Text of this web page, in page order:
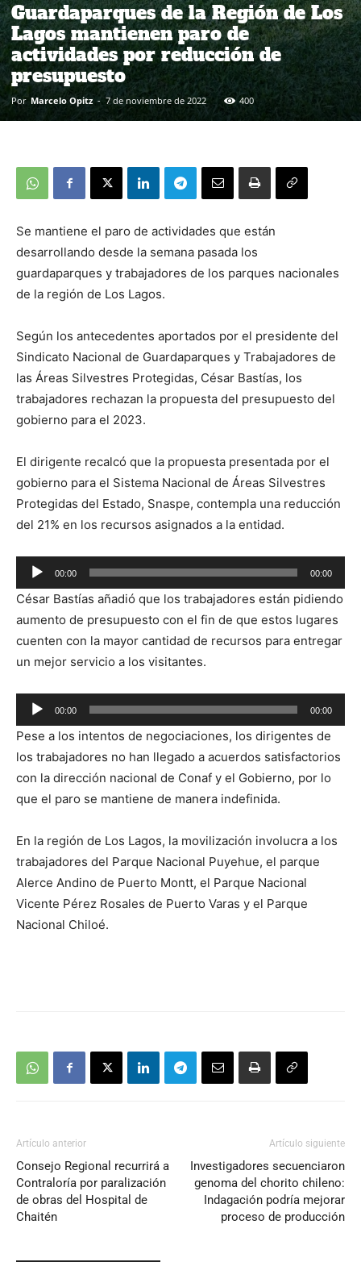
Guardaparques de la Región de Los
Lagos mantienen paro de
actividades por reducción de
presupuesto
Por Marcelo Opitz - 7 de noviembre de 2022 400
Se mantiene el paro de actividades que están
desarrollando desde la semana pasada los
guardaparques y trabajadores de los parques nacionales
de la región de Los Lagos.
Según los antecedentes aportados por el presidente del
Sindicato Nacional de Guardaparques y Trabajadores de
las Áreas Silvestres Protegidas, César Bastías, los
trabajadores rechazan la propuesta del presupuesto del
gobierno para el 2023.
El dirigente recalcó que la propuesta presentada por el
gobierno para el Sistema Nacional de Áreas Silvestres
Protegidas del Estado, Snaspe, contempla una reducción
del 21% en los recursos asignados a la entidad.
Reproductor
de
audio
00:00 00:00
César Bastías añadió que los trabajadores están pidiendo
aumento de presupuesto con el fin de que estos lugares
cuenten con la mayor cantidad de recursos para entregar
un mejor servicio a los visitantes.
Reproductor
de
audio
00:00 00:00
Pese a los intentos de negociaciones, los dirigentes de
los trabajadores no han llegado a acuerdos satisfactorios
con la dirección nacional de Conaf y el Gobierno, por lo
que el paro se mantiene de manera indefinida.
En la región de Los Lagos, la movilización involucra a los
trabajadores del Parque Nacional Puyehue, el parque
Alerce Andino de Puerto Montt, el Parque Nacional
Vicente Pérez Rosales de Puerto Varas y el Parque
Nacional Chiloé.
Artículo anterior
Consejo Regional recurrirá a
Contraloría por paralización
de obras del Hospital de
Chaitén
Artículo siguiente
Investigadores secuenciaron
genoma del chorito chileno:
Indagación podría mejorar
proceso de producción